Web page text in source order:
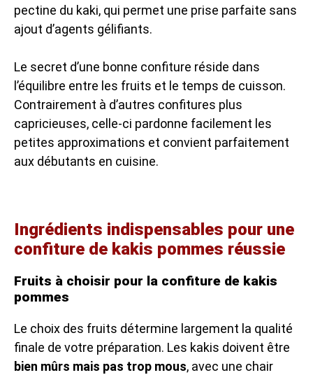
pectine du kaki, qui permet une prise parfaite sans
ajout d’agents gélifiants.
Le secret d’une bonne confiture réside dans
l’équilibre entre les fruits et le temps de cuisson.
Contrairement à d’autres confitures plus
capricieuses, celle-ci pardonne facilement les
petites approximations et convient parfaitement
aux débutants en cuisine.
Ingrédients indispensables pour une
confiture de kakis pommes réussie
Fruits à choisir pour la confiture de kakis
pommes
Le choix des fruits détermine largement la qualité
finale de votre préparation. Les kakis doivent être
bien mûrs mais pas trop mous, avec une chair